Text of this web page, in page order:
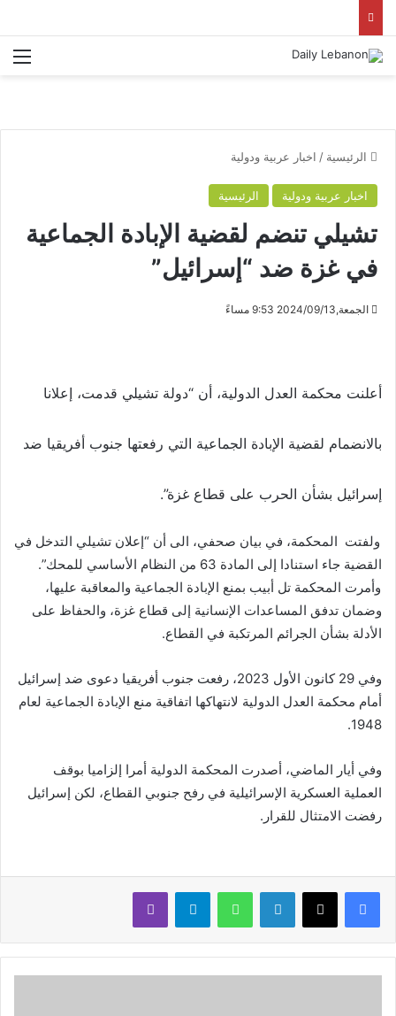
الرئيسية / اخبار عربية ودولية
اخبار عربية ودولية الرئيسية
تشيلي تنضم لقضية الإبادة الجماعية
في غزة ضد “إسرائيل”
الجمعة,2024/09/13 9:53 مساءً
أعلنت محكمة العدل الدولية، أن “دولة تشيلي قدمت، إعلانا
بالانضمام لقضية الإبادة الجماعية التي رفعتها جنوب أفريقيا ضد
إسرائيل بشأن الحرب على قطاع غزة”.
ولفتت المحكمة، في بيان صحفي، الى أن “إعلان تشيلي التدخل في
القضية جاء استنادا إلى المادة 63 من النظام الأساسي للمحك”.
وأمرت المحكمة تل أبيب بمنع الإبادة الجماعية والمعاقبة عليها،
وضمان تدفق المساعدات الإنسانية إلى قطاع غزة، والحفاظ على
الأدلة بشأن الجرائم المرتكبة في القطاع.
وفي 29 كانون الأول 2023، رفعت جنوب أفريقيا دعوى ضد إسرائيل
أمام محكمة العدل الدولية لانتهاكها اتفاقية منع الإبادة الجماعية لعام
1948.
وفي أيار الماضي، أصدرت المحكمة الدولية أمرا إلزاميا بوقف
العملية العسكرية الإسرائيلية في رفح جنوبي القطاع، لكن إسرائيل
رفضت الامتثال للقرار.
لينكدإن واتساب تيلقرام ڤايبر